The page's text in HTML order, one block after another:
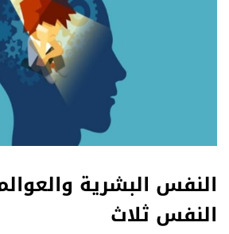
النفس البشرية
النفس ثلاث